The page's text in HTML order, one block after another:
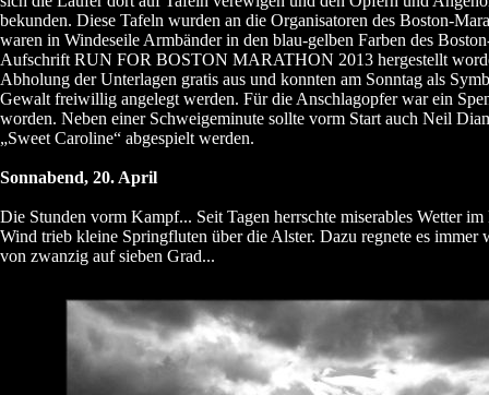
bekunden. Diese Tafeln wurden an die Organisatoren des Boston-
waren in Windeseile Armbänder in den blau-gelben Farben des
Aufschrift RUN FOR BOSTON MARATHON 2013 hergestellt
Abholung der Unterlagen gratis aus und konnten am Sonntag als
Gewalt freiwillig angelegt werden. Für die Anschlagopfer war ein
worden. Neben einer Schweigeminute sollte vorm Start auch Neil
„Sweet Caroline“ abgespielt werden.
Sonnabend, 20. April
Die Stunden vorm Kampf... Seit Tagen herrschte miserables Wetter
Wind trieb kleine Springfluten über die Alster. Dazu regnete es immer
von zwanzig auf sieben Grad...